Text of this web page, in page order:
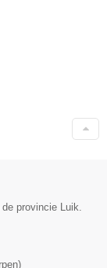
provincie Luik.
)